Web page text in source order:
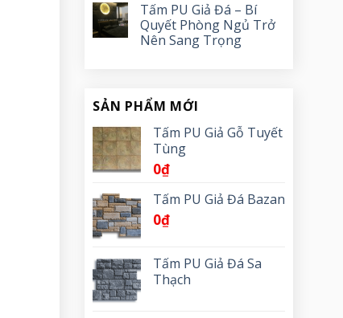
Tấm PU Giả Đá – Bí
Quyết Phòng Ngủ Trở
Nên Sang Trọng
SẢN PHẨM MỚI
Tấm PU Giả Gỗ Tuyết
Tùng
0₫
Tấm PU Giả Đá Bazan
0₫
Tấm PU Giả Đá Sa
Thạch